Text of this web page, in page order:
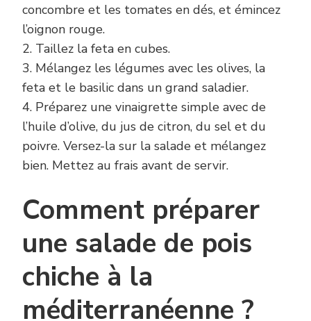
concombre et les tomates en dés, et émincez
l’oignon rouge.
2. Taillez la feta en cubes.
3. Mélangez les légumes avec les olives, la
feta et le basilic dans un grand saladier.
4. Préparez une vinaigrette simple avec de
l’huile d’olive, du jus de citron, du sel et du
poivre. Versez-la sur la salade et mélangez
bien. Mettez au frais avant de servir.
Comment préparer
une salade de pois
chiche à la
méditerranéenne ?